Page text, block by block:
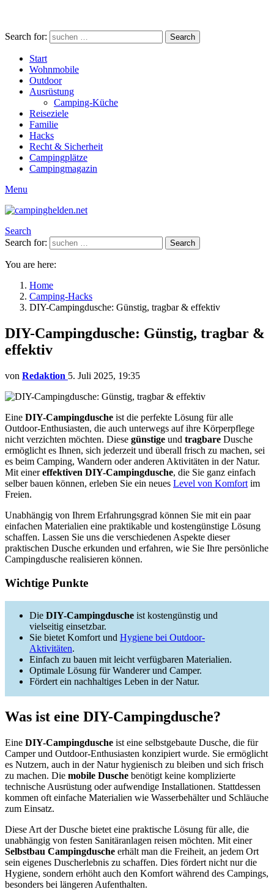
Search for: Search
Start
Wohnmobile
Outdoor
Ausrüstung
Camping-Küche
Reiseziele
Familie
Hacks
Recht & Sicherheit
Campingplätze
Campingmagazin
Menu
Search
Search for:
Search
You are here:
Home
Camping-Hacks
DIY-Campingdusche: Günstig, tragbar & effektiv
DIY-Campingdusche: Günstig, tragbar &
effektiv
von Redaktion 5. Juli 2025, 19:35
Eine DIY-Campingdusche ist die perfekte Lösung für alle
Outdoor-Enthusiasten, die auch unterwegs auf ihre Körperpflege
nicht verzichten möchten. Diese günstige und tragbare Dusche
ermöglicht es Ihnen, sich jederzeit und überall frisch zu machen, sei
es beim Camping, Wandern oder anderen Aktivitäten in der Natur.
Mit einereffektiven DIY-Campingdusche, die Sie ganz einfach
selber bauen können, erleben Sie ein neues Level von Komfort im
Freien.
Unabhängig von Ihrem Erfahrungsgrad können Sie mit ein paar
einfachen Materialien eine praktikable und kostengünstige Lösung
schaffen. Lassen Sie uns die verschiedenen Aspekte dieser
praktischen Dusche erkunden und erfahren, wie Sie Ihre persönliche
Campingdusche realisieren können.
Wichtige Punkte
Die DIY-Campingdusche ist kostengünstig und
vielseitig einsetzbar.
Sie bietet Komfort und Hygiene bei Outdoor-
Aktivitäten.
Einfach zu bauen mit leicht verfügbaren Materialien.
Optimale Lösung für Wanderer und Camper.
Fördert ein nachhaltiges Leben in der Natur.
Was ist eine DIY-Campingdusche?
Eine DIY-Campingdusche ist eine selbstgebaute Dusche, die für
Camper und Outdoor-Enthusiasten konzipiert wurde. Sie ermöglicht
es Nutzern, auch in der Natur hygienisch zu bleiben und sich frisch
zu machen. Die mobile Dusche benötigt keine komplizierte
technische Ausrüstung oder aufwendige Installationen. Stattdessen
kommen oft einfache Materialien wie Wasserbehälter und Schläuche
zum Einsatz.
Diese Art der Dusche bietet eine praktische Lösung für alle, die
unabhängig von festen Sanitäranlagen reisen möchten. Mit einer
Selbstbau Campingdusche erhält man die Freiheit, an jedem Ort
sein eigenes Duscherlebnis zu schaffen. Dies fördert nicht nur die
Hygiene, sondern erhöht auch den Komfort während des Campings,
besonders bei längeren Aufenthalten.